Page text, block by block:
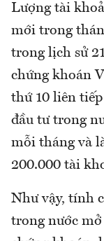
Lượng tài
mới trong
trong lịch sử
chứng khoán
thứ 10 liên
đầu tư trong
mỗi tháng và
200.000 tài
Như vậy, tính
trong nước